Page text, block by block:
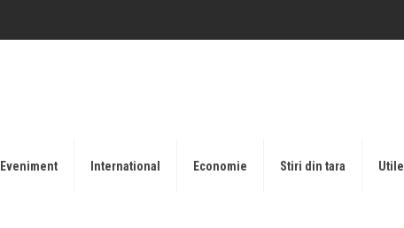
Eveniment International Economie Stiri din tara Utile